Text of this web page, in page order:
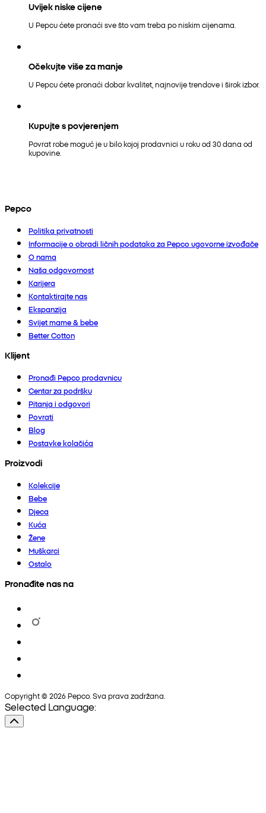
Uvijek niske cijene
U Pepcu ćete pronaći sve što vam treba po niskim cijenama.
Očekujte više za manje
U Pepcu ćete pronaći dobar kvalitet, najnovije trendove i širok izbor.
Kupujte s povjerenjem
Povrat robe moguć je u bilo kojoj prodavnici u roku od 30 dana od
kupovine.
Pepco
Politika privatnosti
Informacije o obradi ličnih podataka za Pepco ugovorne izvođače
O nama
Naša odgovornost
Karijera
Kontaktirajte nas
Ekspanzija
Svijet mame & bebe
Better Cotton
Klijent
Pronađi Pepco prodavnicu
Centar za podršku
Pitanja i odgovori
Povrati
Blog
Postavke kolačića
Proizvodi
Kolekcije
Bebe
Djeca
Kuća
Žene
Muškarci
Ostalo
Pronađite nas na
Copyright © 2026 Pepco. Sva prava zadržana.
Selected Language: